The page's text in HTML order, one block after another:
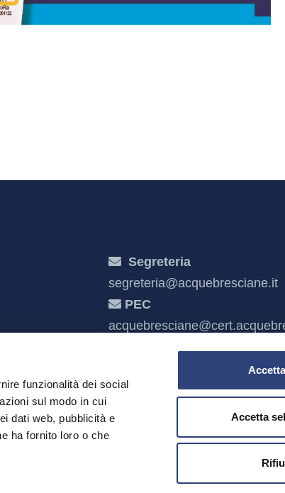
funzionalità dei social
sul modo in cui
dati web, pubblicità e
ha fornito loro o che
Accetta
Segreteria
segreteria@acquebresciane.it
PEC